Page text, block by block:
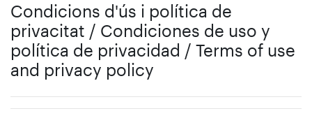
Condicions d'ús i política de
privacitat / Condiciones de uso y
política de privacidad / Terms of use
and privacy policy